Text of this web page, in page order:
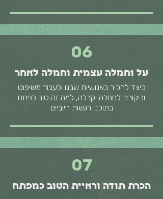
06
על וחמלה עצמית וחמלה לאחר
כיצד להכיר באנושיות שבנו ולעבור משיפוט
וביקורת לחמלה וקבלה, למה זה טוב לפתח
בתוכנו רגשות חיוביים
07
הכרת תודה וראיית הטוב כמפתח